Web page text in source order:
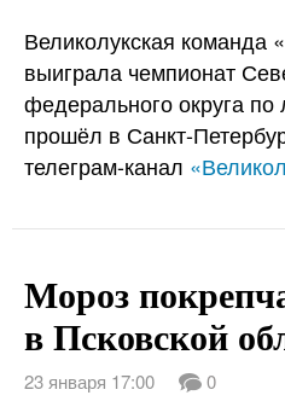
Великолукская команда
выиграла чемпионат
федерального округа по
прошёл в Санкт-
телеграм-канал
Мороз
в Псковской
23 января 17:00 0